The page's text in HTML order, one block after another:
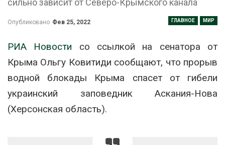
ГЛАВНОЕ МИР
Опубликовано Фев 25, 2022
РИА Новости со ссылкой на сенатора от
Крыма Ольгу Ковитиди сообщают, что прорыв
водной блокады Крыма спасет от гибели
украинский заповедник Аскания-Нова
(Херсонская область).